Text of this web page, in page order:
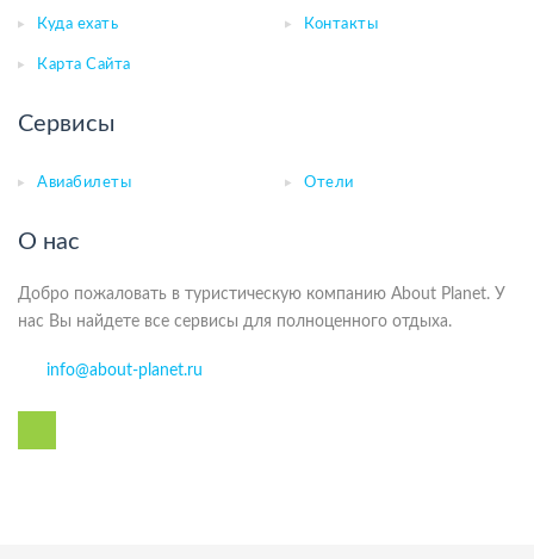
Куда ехать Контакты
Карта Сайта
Сервисы
Авиабилеты Отели
О нас
Добро пожаловать в туристическую компанию About Planet. У
нас Вы найдете все сервисы для полноценного отдыха.
info@about-planet.ru